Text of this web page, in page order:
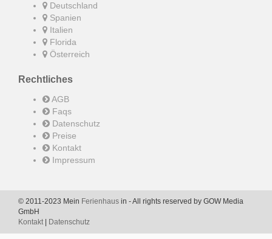
Deutschland
Spanien
Italien
Florida
Österreich
Rechtliches
AGB
Faqs
Datenschutz
Preise
Kontakt
Impressum
© 2011-2023 Mein Ferienhaus in - All rights reserved by GOW Media
GmbH
Kontakt| Datenschutz